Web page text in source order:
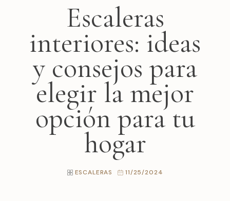
Escaleras
interiores: ideas
y consejos para
elegir la mejor
opción para tu
hogar
ESCALERAS 11/25/2024